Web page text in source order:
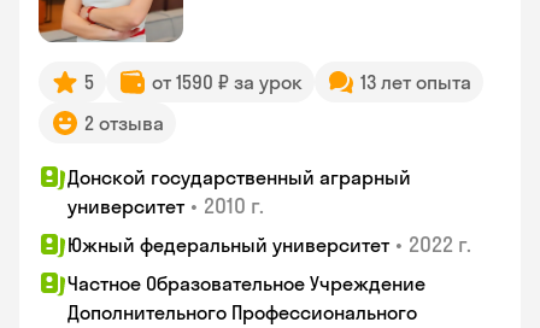
5 от 1590 ₽ за урок
13 лет опыта
2 отзыва
Донской государственный аграрный
университет • 2010 г.
Южный федеральный университет • 2022 г.
Частное Образовательное Учреждение
Дополнительного Профессионального